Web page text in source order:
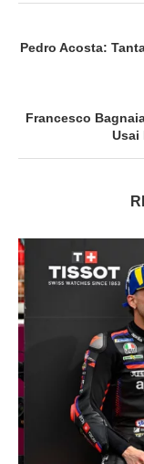
Pedro Acosta:
Francesco
Usai